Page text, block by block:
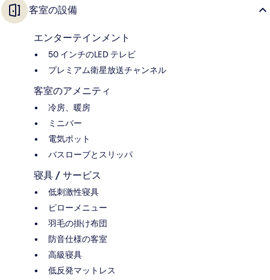
客室の設備
エンターテインメント
50 インチのLED テレビ
プレミアム衛星放送チャンネル
客室のアメニティ
冷房、暖房
ミニバー
電気ポット
バスローブとスリッパ
寝具 / サービス
低刺激性寝具
ピローメニュー
羽毛の掛け布団
防音仕様の客室
高級寝具
低反発マットレス